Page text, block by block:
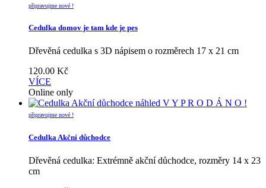
připravujme nové !
Cedulka domov je tam kde je pes
Dřevěná cedulka s 3D nápisem o rozměrech 17 x 21 cm
120.00 Kč
VÍCE
Online only
náhled V Y P R O D Á N O !
připravujme nové !
Cedulka Akční důchodce
Dřevěná cedulka: Extrémně akční důchodce, rozměry 14 x 23
cm